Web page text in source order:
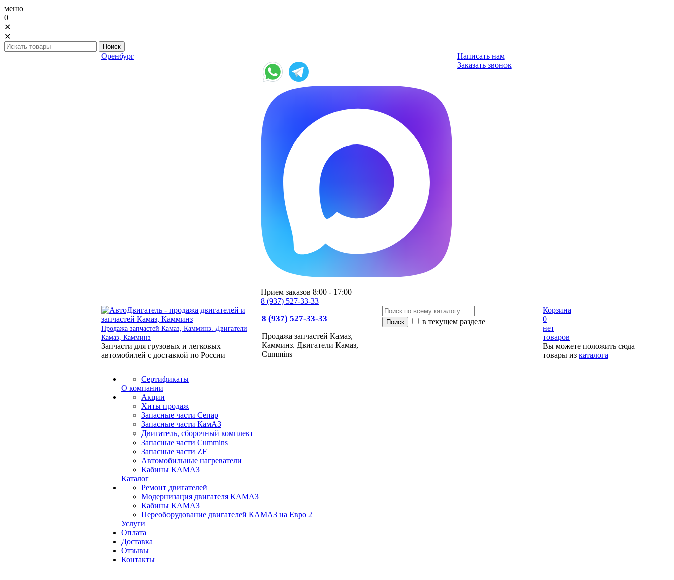
меню
0
✕
✕
Оренбург
Прием заказов 8:00 - 17:00
8 (937) 527-33-33
Написать нам
Заказать звонок
Продажа запчастей Камаз, Камминз. Двигатели
Камаз, Камминз
Запчасти для грузовых и легковых
автомобилей с доставкой по России
8 (937) 527-33-33
Продажа запчастей Камаз,
Камминз. Двигатели Камаз,
Cummins
в текущем разделе
Корзина
0
нет
товаров
Вы можете положить сюда
товары из каталога
Сертификаты
О компании
Акции
Хиты продаж
Запасные части Сепар
Запасные части КамАЗ
Двигатель, сборочный комплект
Запасные части Cummins
Запасные части ZF
Автомобильные нагреватели
Кабины КАМАЗ
Каталог
Ремонт двигателей
Модернизация двигателя КАМАЗ
Кабины КАМАЗ
Переоборудование двигателей КАМАЗ на Евро 2
Услуги
Оплата
Доставка
Отзывы
Контакты